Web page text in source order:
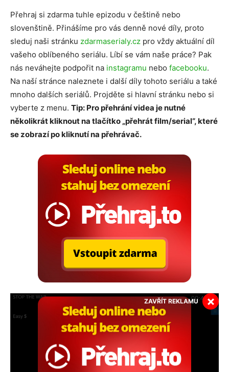
Přehraj si zdarma tuhle epizodu v češtině nebo
slovenštině. Přinášíme pro vás denně nové díly, proto
sleduj naši stránku zdarmaserialy.cz pro vždy aktuální díl
vašeho oblíbeného seriálu. Líbí se vám naše práce? Pak
nás neváhejte podpořit na instagramu nebo facebooku.
Na naší stránce naleznete i další díly tohoto seriálu a také
mnoho dalších seriálů. Projděte si hlavní stránku nebo si
vyberte z menu. Tip: Pro přehrání videa je nutné
několikrát kliknout na tlačítko „přehrát film/serial“, které
se zobrazí po kliknutí na přehrávač.
ZAVŘÍT REKLAMU ×